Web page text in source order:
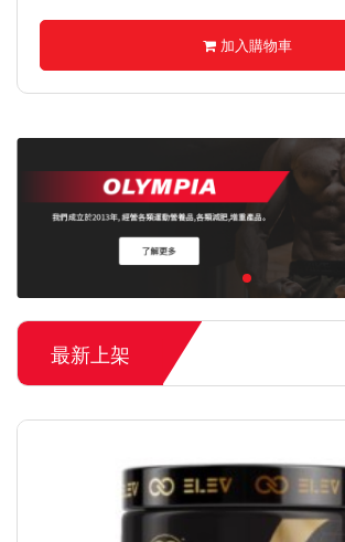
最新上架